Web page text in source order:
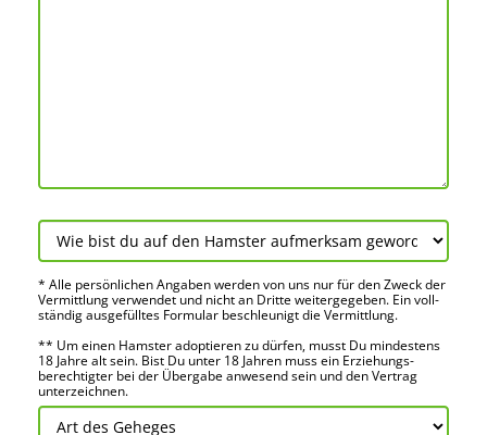
* Alle persön­lichen Angaben werden von uns nur für den Zweck der
Vermitt­lung verwendet und nicht an Dritte weiter­gegeben. Ein voll­
ständig ausge­fülltes Formular beschleu­nigt die Vermitt­lung.
** Um einen Hamster adoptieren zu dürfen, musst Du mindes­tens
18 Jahre alt sein. Bist Du unter 18 Jahren muss ein Erziehungs­
berechtigter bei der Über­gabe anwes­end sein und den Vertrag
unter­zeichnen.